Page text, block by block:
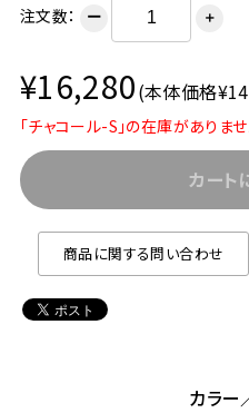
注文数： ー ＋
¥16,280(本体価格
「チャコール-S」の在庫がありませ
カート
商品に関する問い合わせ
カラー